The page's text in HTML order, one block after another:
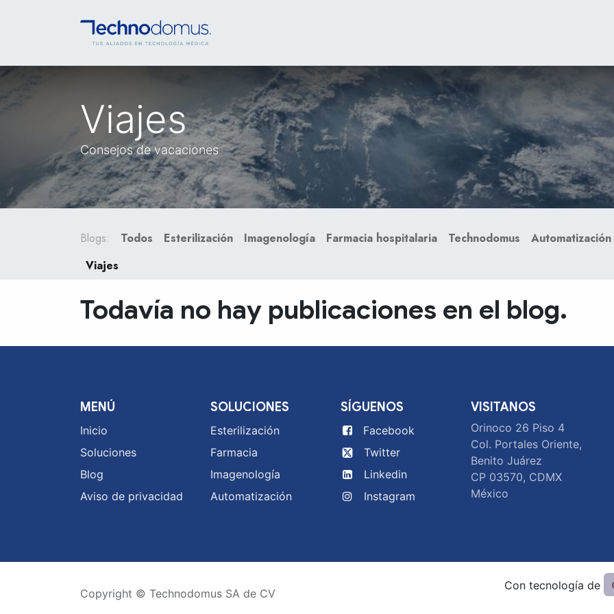
Viajes
Consejos de vacaciones
Blogs: Todos Esterilización Imagenología Farmacia hospitalaria Technodomus
Automatización
Viajes
Todavía no hay publicaciones en el blog.
MENÚ
Inicio
Soluciones
Blog
Aviso de privacidad
SOLUCIONES
Esterilización
Farmacia
Imagenología
Automatización
SÍGUENOS
Facebook
Twitter
Linkedin
Instagram
VISITANOS
Orinoco 26 Piso 4
Col. Portales Oriente,
Benito Juárez
CP 03570, CDMX
México
Copyright © Technodomus SA de CV
Con tecnología de